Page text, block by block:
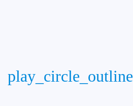
play_circle_outline